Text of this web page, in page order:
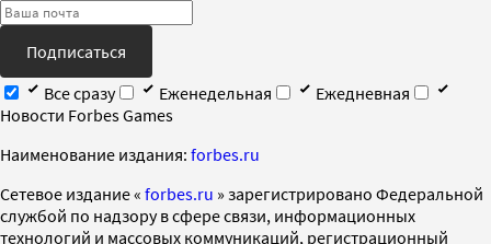
Подписаться
Все сразу
Еженедельная
Ежедневная
Новости Forbes Games
Наименование издания: forbes.ru
Cетевое издание « forbes.ru » зарегистрировано Федеральной
службой по надзору в сфере связи, информационных
технологий и массовых коммуникаций, регистрационный